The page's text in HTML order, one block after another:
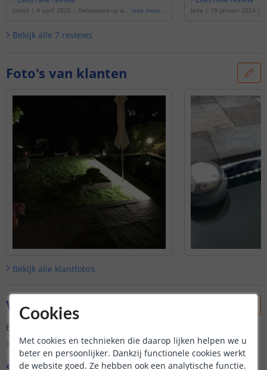
Janick | 4 april 2025 | Gebaseerd op de lees meer... Jelle | 19 januari 2024 |
Bekijk alle 7 reviews
Foto's van klanten
Bekijk alle klantfoto’s
Vraag & antwoord
Er is nog geen vraag gesteld over dit product.
Bekijk alle Vraag & antwoord
Cookies
Met cookies en technieken die daarop lijken helpen we u
beter en persoonlijker. Dankzij functionele cookies werkt
de website goed. Ze hebben ook een analytische functie.